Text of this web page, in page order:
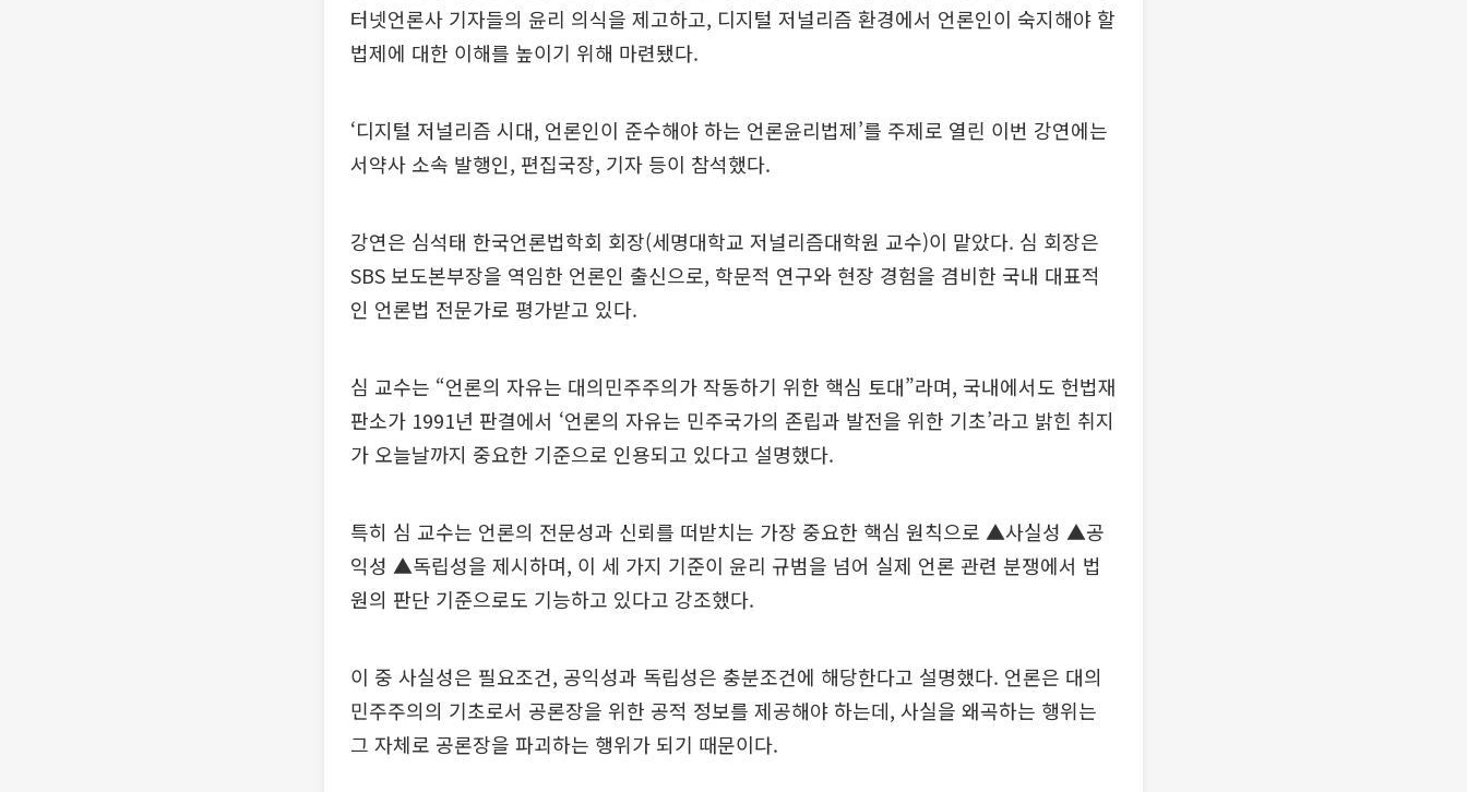
터넷언론사 기자들의 윤리 의식을 제고하고, 디지털 저널리즘 환경에서 언론인이 숙지해야 할
법제에 대한 이해를 높이기 위해 마련됐다.
‘디지털 저널리즘 시대, 언론인이 준수해야 하는 언론윤리법제’를 주제로 열린 이번 강연에는
서약사 소속 발행인, 편집국장, 기자 등이 참석했다.
강연은 심석태 한국언론법학회 회장(세명대학교 저널리즘대학원 교수)이 맡았다. 심 회장은
SBS 보도본부장을 역임한 언론인 출신으로, 학문적 연구와 현장 경험을 겸비한 국내 대표적
인 언론법 전문가로 평가받고 있다.
심 교수는 “언론의 자유는 대의민주주의가 작동하기 위한 핵심 토대”라며, 국내에서도 헌법재
판소가 1991년 판결에서 ‘언론의 자유는 민주국가의 존립과 발전을 위한 기초’라고 밝힌 취지
가 오늘날까지 중요한 기준으로 인용되고 있다고 설명했다.
특히 심 교수는 언론의 전문성과 신뢰를 떠받치는 가장 중요한 핵심 원칙으로 ▲사실성 ▲공
익성 ▲독립성을 제시하며, 이 세 가지 기준이 윤리 규범을 넘어 실제 언론 관련 분쟁에서 법
원의 판단 기준으로도 기능하고 있다고 강조했다.
이 중 사실성은 필요조건, 공익성과 독립성은 충분조건에 해당한다고 설명했다. 언론은 대의
민주주의의 기초로서 공론장을 위한 공적 정보를 제공해야 하는데, 사실을 왜곡하는 행위는
그 자체로 공론장을 파괴하는 행위가 되기 때문이다.